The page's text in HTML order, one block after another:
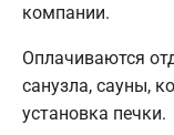
компании.
Оплачиваются
санузла, сауны,
установка печки.